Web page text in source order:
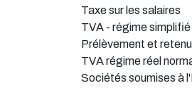
Taxe sur les salaires
TVA - régime simplifié
Prélèvement et
TVA régime réel
Sociétés soumises à